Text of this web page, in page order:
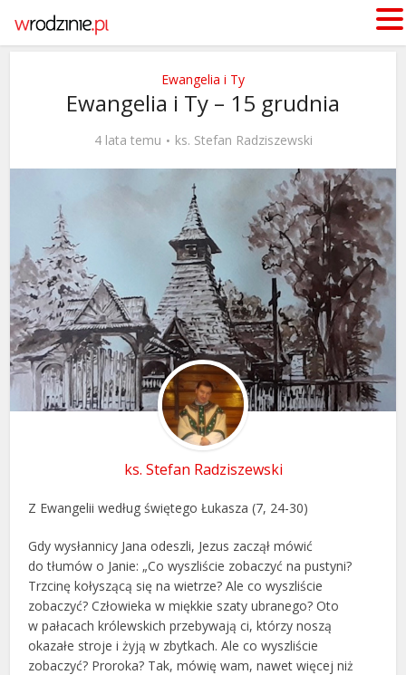
Ewangelia i Ty
Ewangelia i Ty – 15 grudnia
4 lata temu ks. Stefan Radziszewski
ks. Stefan Radziszewski
Z Ewangelii według świętego Łukasza (7, 24-30)
Gdy wysłannicy Jana odeszli, Jezus zaczął mówić
do tłumów o Janie: „Co wyszliście zobaczyć na pustyni?
Trzcinę kołyszącą się na wietrze? Ale co wyszliście
zobaczyć? Człowieka w miękkie szaty ubranego? Oto
w pałacach królewskich przebywają ci, którzy noszą
okazałe stroje i żyją w zbytkach. Ale co wyszliście
zobaczyć? Proroka? Tak, mówię wam, nawet więcej niż